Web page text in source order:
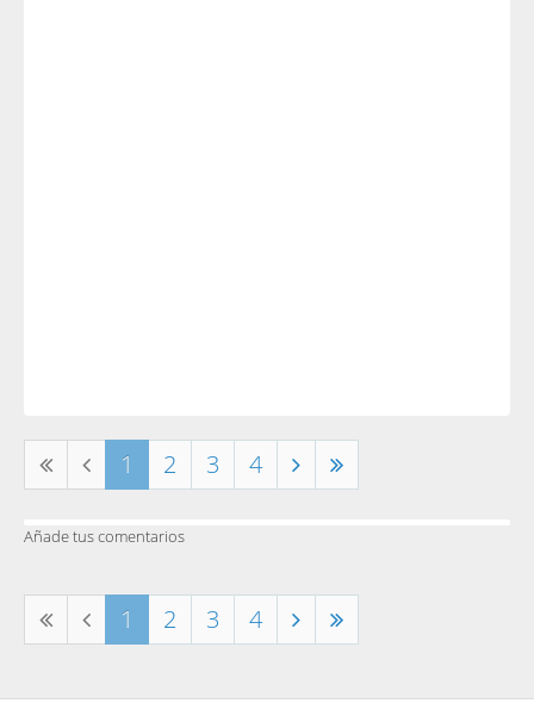
1 2 3 4
Añade tus comentarios
1 2 3 4